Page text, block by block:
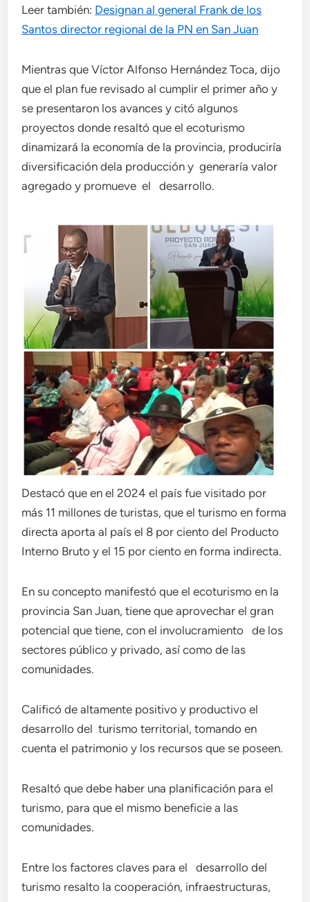
Leer también: Designan al general Frank de los
Santos director regional de la PN en San Juan
Mientras que Víctor Alfonso Hernández Toca, dijo
que el plan fue revisado al cumplir el primer año y
se presentaron los avances y citó algunos
proyectos donde resaltó que el ecoturismo
dinamizará la economía de la provincia, produciría
diversificación dela producción y generaría valor
agregado y promueve el desarrollo.
Destacó que en el 2024 el país fue visitado por
más 11 millones de turistas, que el turismo en forma
directa aporta al país el 8 por ciento del Producto
Interno Bruto y el 15 por ciento en forma indirecta.
En su concepto manifestó que el ecoturismo en la
provincia San Juan, tiene que aprovechar el gran
potencial que tiene, con el involucramiento de los
sectores público y privado, así como de las
comunidades.
Calificó de altamente positivo y productivo el
desarrollo del turismo territorial, tomando en
cuenta el patrimonio y los recursos que se poseen.
Resaltó que debe haber una planificación para el
turismo, para que el mismo beneficie a las
comunidades.
Entre los factores claves para el desarrollo del
turismo resalto la cooperación, infraestructuras,